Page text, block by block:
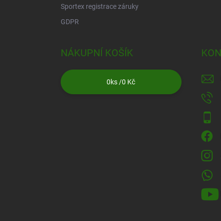
Sportex registrace záruky
GDPR
NÁKUPNÍ KOŠÍK
0ks /0 Kč